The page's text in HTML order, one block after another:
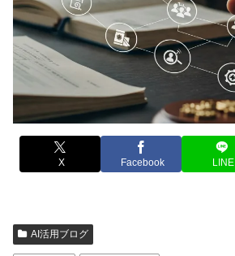
X Facebook LINE
AI活用ブログ